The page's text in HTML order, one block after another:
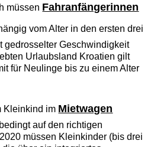
müssen Fahranfängerinnen
vom Alter in den ersten drei
gedrosselter Geschwindigkeit
Urlaubsland Kroatien gilt
für Neulinge bis zu einem Alter
Kleinkind im Mietwagen
auf den richtigen
müssen Kleinkinder (bis drei